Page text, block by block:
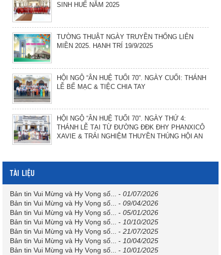
SINH HUẾ NĂM 2025
TƯỜNG THUẬT NGÀY TRUYỀN THỐNG LIÊN
MIỀN 2025. HẠNH TRÍ 19/9/2025
HỘI NGỘ “ÂN HUỆ TUỔI 70”. NGÀY CUỐI: THÁNH
LỄ BẾ MẠC & TIỆC CHIA TAY
HỘI NGỘ “ÂN HUỆ TUỔI 70”. NGÀY THỨ 4:
THÁNH LỄ TẠI TỪ ĐƯỜNG ĐĐK ĐHY PHANXICÔ
XAVIE & TRẢI NGHIỆM THUYỀN THÚNG HỘI AN
TÀI LIỆU
Bản tin Vui Mừng và Hy Vọng số... - 01/07/2026
Bản tin Vui Mừng và Hy Vọng số...
- 09/04/2026
Bản tin Vui Mừng và Hy Vọng số...
- 05/01/2026
Bản tin Vui Mừng và Hy Vọng số...
- 10/10/2025
Bản tin Vui Mừng và Hy Vọng số...
- 21/07/2025
Bản tin Vui Mừng và Hy Vọng số...
- 10/04/2025
Bản tin Vui Mừng và Hy Vọng số...
- 10/01/2025